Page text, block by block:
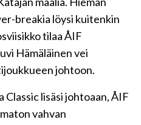
breakia löysi kuitenkin
tilaa ÅIF
Hämäläinen vei
johtoon.
lisäsi johtoaan, ÅIF
vahvan